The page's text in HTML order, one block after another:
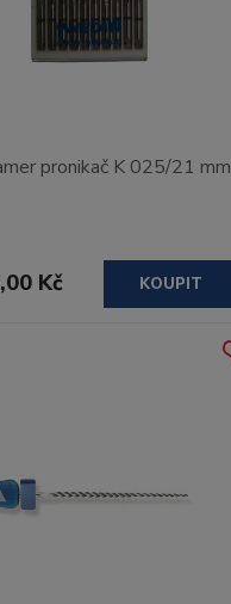
pronikač K 025/21 mm
Kč KOUPIT